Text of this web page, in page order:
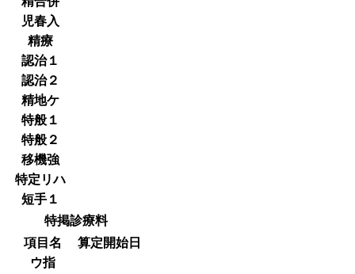
児春入
精療
認治１
認治２
精地ケ
特般１
特般２
移機強
特定リハ
短手１
特掲診療料
項目名
算定開始日
ウ指